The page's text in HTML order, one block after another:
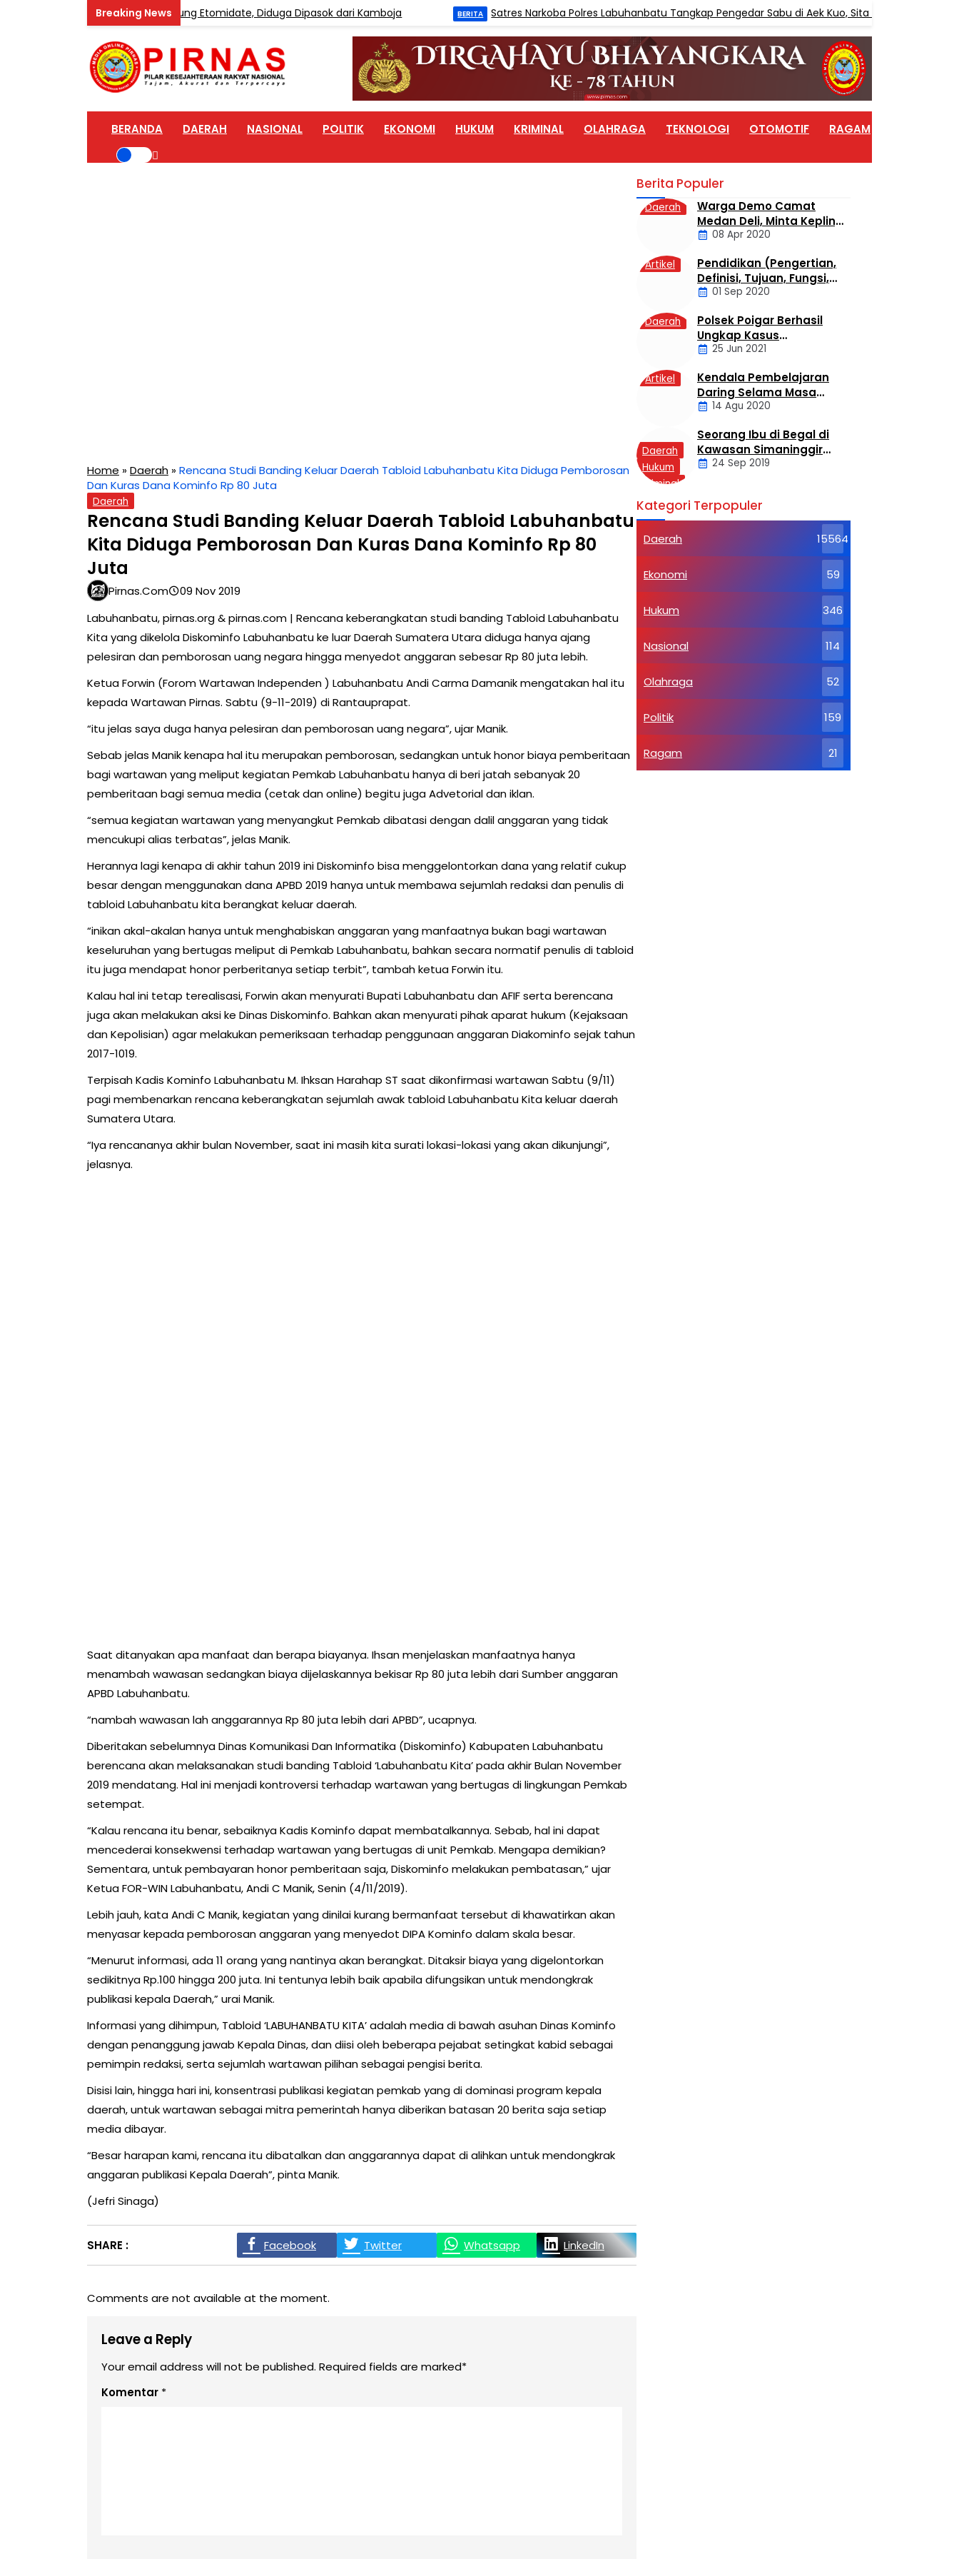
Industri Vape Mengandung Etomidate, Diduga Dipasok dari Kamboja Satres Narkoba Polres Labuhanbatu Tangkap Pengedar Sabu di Aek Kuo, Sita 3,10 Gram Sabu
BERANDA DAERAH NASIONAL POLITIK EKONOMI HUKUM KRIMINAL OLAHRAGA TEKNOLOGI OTOMOTIF RAGAM
Home »Daerah »Rencana Studi Banding Keluar Daerah Tabloid Labuhanbatu Kita Diduga Pemborosan
Dan Kuras Dana Kominfo Rp 80 Juta
Daerah
Rencana Studi Banding Keluar Daerah Tabloid Labuhanbatu
Kita Diduga Pemborosan Dan Kuras Dana Kominfo Rp 80
Juta
Pirnas.com
09 Nov 2019
Labuhanbatu, pirnas.org & pirnas.com | Rencana keberangkatan studi banding Tabloid Labuhanbatu
Kita yang dikelola Diskominfo Labuhanbatu ke luar Daerah Sumatera Utara diduga hanya ajang
pelesiran dan pemborosan uang negara hingga menyedot anggaran sebesar Rp 80 juta lebih.
Ketua Forwin (Forom Wartawan Independen ) Labuhanbatu Andi Carma Damanik mengatakan hal itu
kepada Wartawan Pirnas. Sabtu (9-11-2019) di Rantauprapat.
“itu jelas saya duga hanya pelesiran dan pemborosan uang negara”, ujar Manik.
Sebab jelas Manik kenapa hal itu merupakan pemborosan, sedangkan untuk honor biaya pemberitaan
bagi wartawan yang meliput kegiatan Pemkab Labuhanbatu hanya di beri jatah sebanyak 20
pemberitaan bagi semua media (cetak dan online) begitu juga Advetorial dan iklan.
“semua kegiatan wartawan yang menyangkut Pemkab dibatasi dengan dalil anggaran yang tidak
mencukupi alias terbatas”, jelas Manik.
Herannya lagi kenapa di akhir tahun 2019 ini Diskominfo bisa menggelontorkan dana yang relatif cukup
besar dengan menggunakan dana APBD 2019 hanya untuk membawa sejumlah redaksi dan penulis di
tabloid Labuhanbatu kita berangkat keluar daerah.
“inikan akal-akalan hanya untuk menghabiskan anggaran yang manfaatnya bukan bagi wartawan
keseluruhan yang bertugas meliput di Pemkab Labuhanbatu, bahkan secara normatif penulis di tabloid
itu juga mendapat honor perberitanya setiap terbit”, tambah ketua Forwin itu.
Kalau hal ini tetap terealisasi, Forwin akan menyurati Bupati Labuhanbatu dan AFIF serta berencana
juga akan melakukan aksi ke Dinas Diskominfo. Bahkan akan menyurati pihak aparat hukum (Kejaksaan
dan Kepolisian) agar melakukan pemeriksaan terhadap penggunaan anggaran Diakominfo sejak tahun
2017-1019.
Terpisah Kadis Kominfo Labuhanbatu M. Ihksan Harahap ST saat dikonfirmasi wartawan Sabtu (9/11)
pagi membenarkan rencana keberangkatan sejumlah awak tabloid Labuhanbatu Kita keluar daerah
Sumatera Utara.
“Iya rencananya akhir bulan November, saat ini masih kita surati lokasi-lokasi yang akan dikunjungi”,
jelasnya.
Saat ditanyakan apa manfaat dan berapa biayanya. Ihsan menjelaskan manfaatnya hanya
menambah wawasan sedangkan biaya dijelaskannya bekisar Rp 80 juta lebih dari Sumber anggaran
APBD Labuhanbatu.
“nambah wawasan lah anggarannya Rp 80 juta lebih dari APBD”, ucapnya.
Diberitakan sebelumnya Dinas Komunikasi Dan Informatika (Diskominfo) Kabupaten Labuhanbatu
berencana akan melaksanakan studi banding Tabloid ‘Labuhanbatu Kita’ pada akhir Bulan November
2019 mendatang. Hal ini menjadi kontroversi terhadap wartawan yang bertugas di lingkungan Pemkab
setempat.
“Kalau rencana itu benar, sebaiknya Kadis Kominfo dapat membatalkannya. Sebab, hal ini dapat
mencederai konsekwensi terhadap wartawan yang bertugas di unit Pemkab. Mengapa demikian?
Sementara, untuk pembayaran honor pemberitaan saja, Diskominfo melakukan pembatasan,” ujar
Ketua FOR-WIN Labuhanbatu, Andi C Manik, Senin (4/11/2019).
Lebih jauh, kata Andi C Manik, kegiatan yang dinilai kurang bermanfaat tersebut di khawatirkan akan
menyasar kepada pemborosan anggaran yang menyedot DIPA Kominfo dalam skala besar.
“Menurut informasi, ada 11 orang yang nantinya akan berangkat. Ditaksir biaya yang digelontorkan
sedikitnya Rp.100 hingga 200 juta. Ini tentunya lebih baik apabila difungsikan untuk mendongkrak
publikasi kepala Daerah,” urai Manik.
Informasi yang dihimpun, Tabloid ‘LABUHANBATU KITA’ adalah media di bawah asuhan Dinas Kominfo
dengan penanggung jawab Kepala Dinas, dan diisi oleh beberapa pejabat setingkat kabid sebagai
pemimpin redaksi, serta sejumlah wartawan pilihan sebagai pengisi berita.
Disisi lain, hingga hari ini, konsentrasi publikasi kegiatan pemkab yang di dominasi program kepala
daerah, untuk wartawan sebagai mitra pemerintah hanya diberikan batasan 20 berita saja setiap
media dibayar.
“Besar harapan kami, rencana itu dibatalkan dan anggarannya dapat di alihkan untuk mendongkrak
anggaran publikasi Kepala Daerah”, pinta Manik.
(Jefri Sinaga)
SHARE : Facebook Twitter Whatsapp LinkedIn
Comments are not available at the moment.
Leave a Reply
Your email address will not be published. Required fields are marked*
Komentar *
Berita Populer
Daerah
Warga Demo Camat
Medan Deli, Minta Kepling
6 Titi Papan Di Copot
Warganya
08 Apr 2020
Artikel
Pendidikan (Pengertian,
Definisi, Tujuan, Fungsi,
dan Jenis Pendidikan)
01 Sep 2020
Daerah
Polsek Poigar Berhasil
Ungkap Kasus
Sekelompok Pemuda
Pencabulan
25 Jun 2021
Artikel
Kendala Pembelajaran
Daring Selama Masa
Pandemi Covid-19
14 Agu 2020
Daerah
Hukum
Kriminal
Labusel
Seorang Ibu di Begal di
Kawasan Simaninggir
Kota Pinang
24 Sep 2019
Kategori Terpopuler
Daerah 15564
Ekonomi 59
Hukum 346
Nasional 114
Olahraga 52
Politik 159
Ragam 21